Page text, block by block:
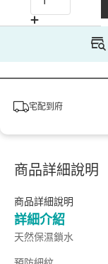
宅配到府
商品詳細說明
商品詳細說明
詳細介紹
天然保濕鎖水